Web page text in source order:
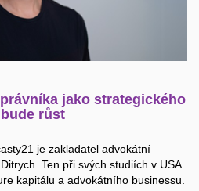
jako strategického
růst
je zakladatel advokátní
Ten při svých studiích v USA
kapitálu a advokátního businessu.